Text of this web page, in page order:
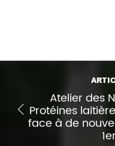
Atelier des
Protéines
face à de